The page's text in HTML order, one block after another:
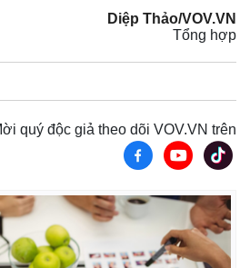
Diệp Thảo/VOV.VN
Tổng hợp
quý độc giả theo dõi VOV.VN trên